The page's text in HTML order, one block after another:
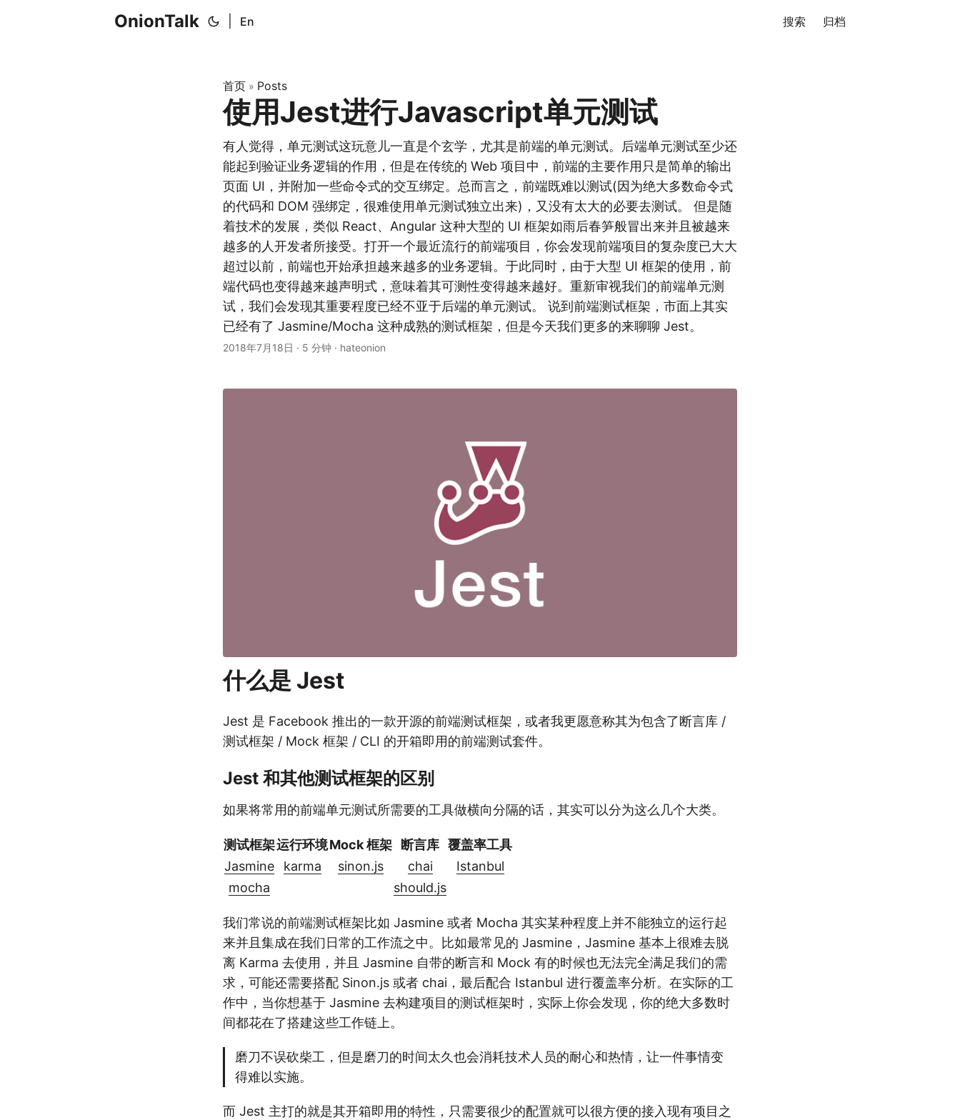
OnionTalk En 搜索 归档
首页 » Posts
使用Jest进行Javascript单元测试
有人觉得，单元测试这玩意儿一直是个玄学，尤其是前端的单元测试。后端单元测试至少还
能起到验证业务逻辑的作用，但是在传统的 Web 项目中，前端的主要作用只是简单的输出
页面 UI，并附加一些命令式的交互绑定。总而言之，前端既难以测试(因为绝大多数命令式
的代码和 DOM 强绑定，很难使用单元测试独立出来)，又没有太大的必要去测试。 但是随
着技术的发展，类似 React、Angular 这种大型的 UI 框架如雨后春笋般冒出来并且被越来
越多的人开发者所接受。打开一个最近流行的前端项目，你会发现前端项目的复杂度已大大
超过以前，前端也开始承担越来越多的业务逻辑。于此同时，由于大型 UI 框架的使用，前
端代码也变得越来越声明式，意味着其可测性变得越来越好。重新审视我们的前端单元测
试，我们会发现其重要程度已经不亚于后端的单元测试。 说到前端测试框架，市面上其实
已经有了 Jasmine/Mocha 这种成熟的测试框架，但是今天我们更多的来聊聊 Jest。
2018年7月18日 · 5 分钟 · hateonion
什么是 Jest
Jest 是 Facebook 推出的一款开源的前端测试框架，或者我更愿意称其为包含了断言库 /
测试框架 / Mock 框架 / CLI 的开箱即用的前端测试套件。
Jest 和其他测试框架的区别
如果将常用的前端单元测试所需要的工具做横向分隔的话，其实可以分为这么几个大类。
测试框架运行环境Mock 框架 断言库 覆盖率工具
Jasmine
karma sinon.js chai
Istanbul
mocha
should.js
我们常说的前端测试框架比如 Jasmine 或者 Mocha 其实某种程度上并不能独立的运行起
来并且集成在我们日常的工作流之中。比如最常见的 Jasmine，Jasmine 基本上很难去脱
离 Karma 去使用，并且 Jasmine 自带的断言和 Mock 有的时候也无法完全满足我们的需
求，可能还需要搭配 Sinon.js 或者 chai，最后配合 Istanbul 进行覆盖率分析。在实际的工
作中，当你想基于 Jasmine 去构建项目的测试框架时，实际上你会发现，你的绝大多数时
间都花在了搭建这些工作链上。
磨刀不误砍柴工，但是磨刀的时间太久也会消耗技术人员的耐心和热情，让一件事情变
得难以实施。
而 Jest 主打的就是其开箱即用的特性，只需要很少的配置就可以很方便的接入现有项目之